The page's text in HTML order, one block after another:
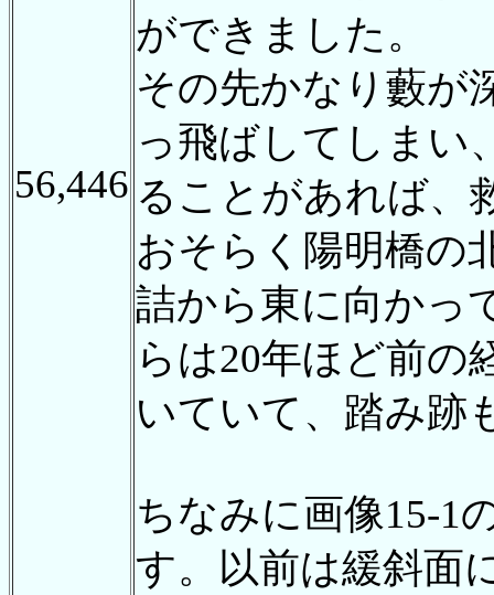
56,446
ができました。
その先かなり藪が
っ飛ばしてしまい
ることがあれば、
おそらく陽明橋の
詰から東に向かっ
らは20年ほど前の
いていて、踏み跡
ちなみに画像15-1
す。以前は緩斜面